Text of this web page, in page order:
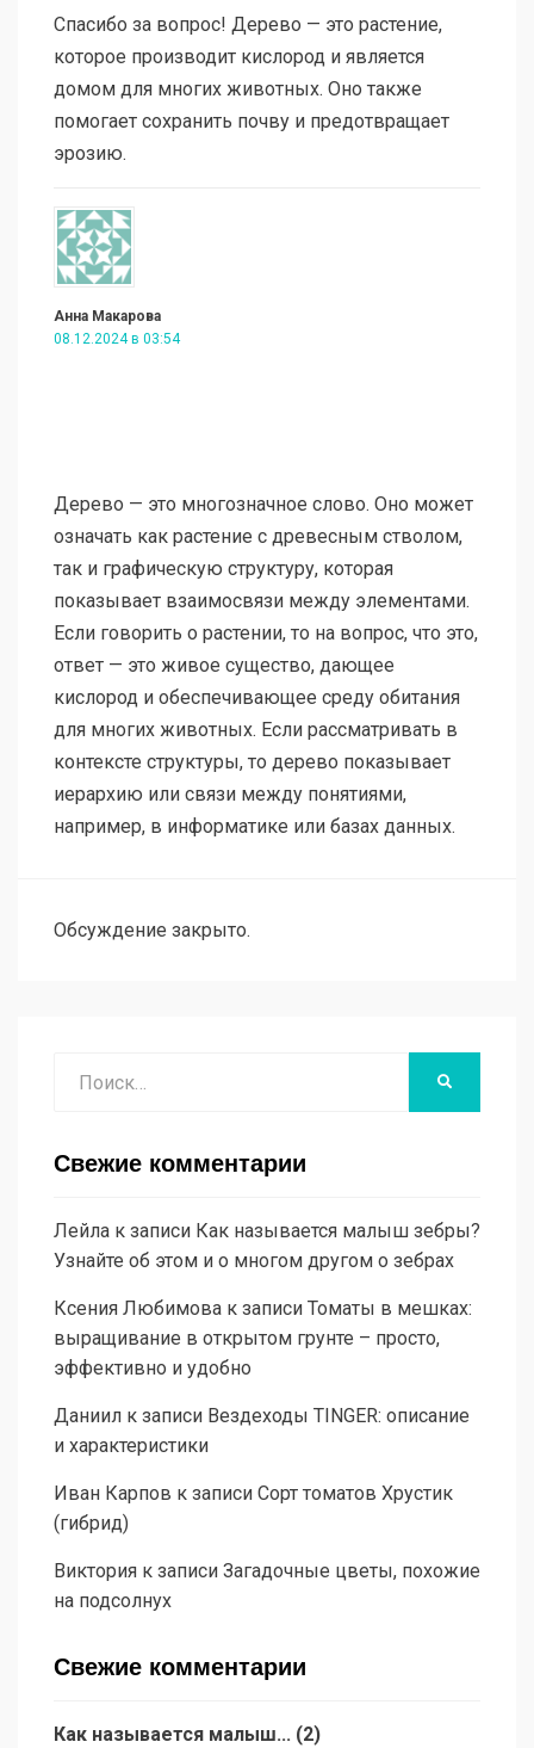
Спасибо за вопрос! Дерево — это растение,
которое производит кислород и является
домом для многих животных. Оно также
помогает сохранить почву и предотвращает
эрозию.
Анна Макарова
08.12.2024 в 03:54
Дерево — это многозначное слово. Оно может
означать как растение с древесным стволом,
так и графическую структуру, которая
показывает взаимосвязи между элементами.
Если говорить о растении, то на вопрос, что это,
ответ — это живое существо, дающее
кислород и обеспечивающее среду обитания
для многих животных. Если рассматривать в
контексте структуры, то дерево показывает
иерархию или связи между понятиями,
например, в информатике или базах данных.
Обсуждение закрыто.
Свежие комментарии
Лейла к записи Как называется малыш зебры?
Узнайте об этом и о многом другом о зебрах
Ксения Любимова к записи Томаты в мешках:
выращивание в открытом грунте – просто,
эффективно и удобно
Даниил к записи Вездеходы TINGER: описание
и характеристики
Иван Карпов к записи Сорт томатов Хрустик
(гибрид)
Виктория к записи Загадочные цветы, похожие
на подсолнух
Свежие комментарии
Как называется малыш... (2)